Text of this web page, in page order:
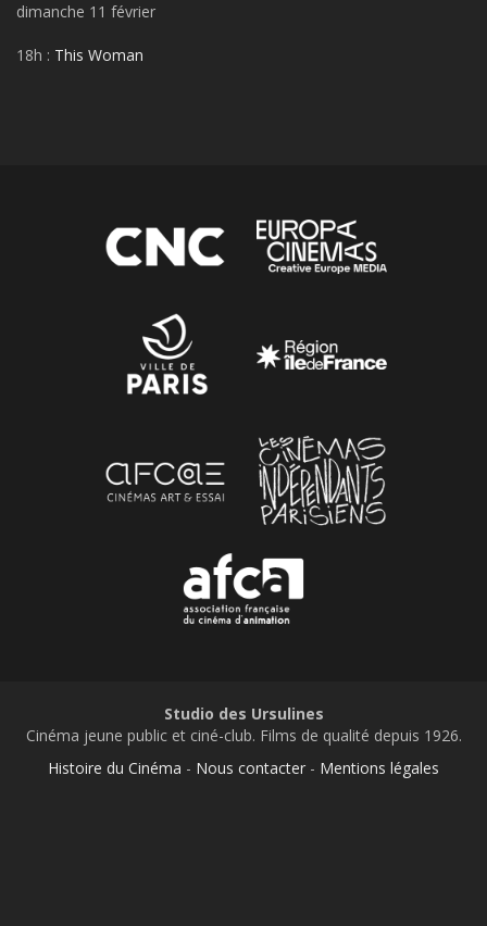
dimanche 11 février
18h : This Woman
Studio des Ursulines
Cinéma jeune public et ciné-club. Films de qualité depuis 1926.
Histoire du Cinéma - Nous contacter - Mentions légales